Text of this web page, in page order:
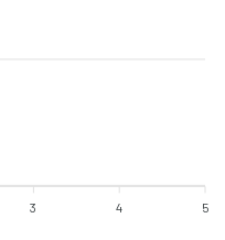
3 4 5